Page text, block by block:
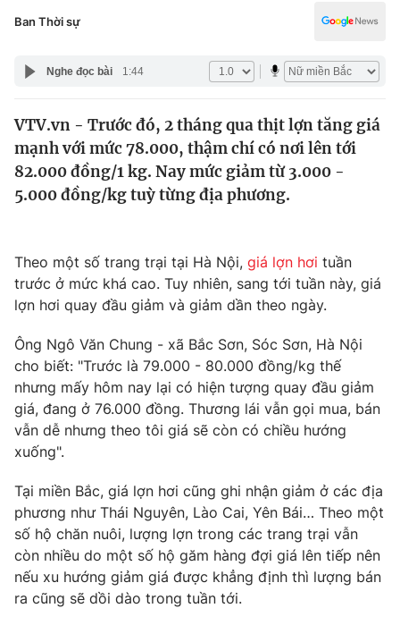
Pháp luật
Thế giới
Tin tức
Câu chuyện quốc tế
Tài chính
Thị trường
Dữ liệu và đời sống
Phim VTV
Hậu trường
Nhân vật
Khán giả
Giải sao mai
Giải trí
Điện ảnh
Âm nhạc
Sao
Đời sống
Du lịch
Làm đẹp
Chất lượng cuộc sống
Tuyển sinh
Học trực tuyến
Công nghệ
Hitech Công nghệ tương lai
Sản phẩm
Giao lưu trực tuyến
Y tế
Công nghệ
Ban Thời sự
Nghe đọc bài 1:44
VTV.vn - Trước đó, 2 tháng qua thịt lợn tăng giá
mạnh với mức 78.000, thậm chí có nơi lên tới
82.000 đồng/1 kg. Nay mức giảm từ 3.000 -
5.000 đồng/kg tuỳ từng địa phương.
Theo một số trang trại tại Hà Nội, giá lợn hơi tuần
trước ở mức khá cao. Tuy nhiên, sang tới tuần này, giá
lợn hơi quay đầu giảm và giảm dần theo ngày.
Ông Ngô Văn Chung - xã Bắc Sơn, Sóc Sơn, Hà Nội
cho biết: "Trước là 79.000 - 80.000 đồng/kg thế
nhưng mấy hôm nay lại có hiện tượng quay đầu giảm
giá, đang ở 76.000 đồng. Thương lái vẫn gọi mua, bán
vẫn dễ nhưng theo tôi giá sẽ còn có chiều hướng
xuống".
Tại miền Bắc, giá lợn hơi cũng ghi nhận giảm ở các địa
phương như Thái Nguyên, Lào Cai, Yên Bái… Theo một
số hộ chăn nuôi, lượng lợn trong các trang trại vẫn
còn nhiều do một số hộ găm hàng đợi giá lên tiếp nên
nếu xu hướng giảm giá được khẳng định thì lượng bán
ra cũng sẽ dồi dào trong tuần tới.